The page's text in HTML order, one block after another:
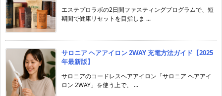
エステプロラボの2日間ファスティングプログラムで、短
期間で健康リセットを目指しま ...
サロニア ヘアアイロン 2WAY 充電方法ガイド【2025
年最新版】
サロニアのコードレスヘアアイロン「サロニア ヘアアイ
ロン 2WAY」を使う上で、 ...